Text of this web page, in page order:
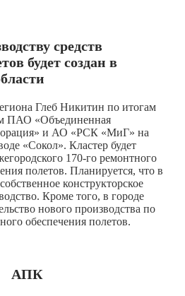
средств
будет создан в
Глеб Никитин по итогам
ПАО «Объединенная
и АО «РСК «МиГ» на
«Сокол». Кластер будет
170-го ремонтного
полетов. Планируется, что в
конструкторское
Кроме того, в городе
нового производства по
обеспечения полетов.
АПК